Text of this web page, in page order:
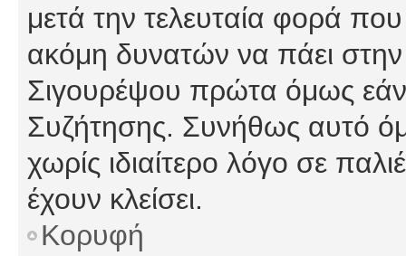
μετά την τελευταία φορά που
ακόμη δυνατών να πάει
Σιγουρέψου πρώτα όμως εάν
Συζήτησης. Συνήθως αυτό
χωρίς ιδιαίτερο λόγο σε
έχουν κλείσει.
Κορυφή